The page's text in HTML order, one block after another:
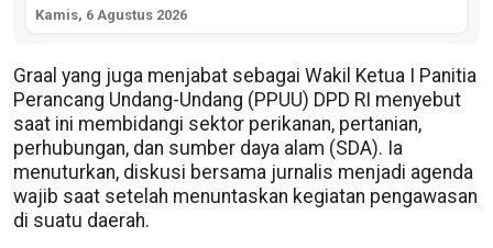
Kamis, 6 Agustus 2026
Graal yang juga menjabat sebagai Wakil Ketua I Panitia
Perancang Undang-Undang (PPUU) DPD RI menyebut
saat ini membidangi sektor perikanan, pertanian,
perhubungan, dan sumber daya alam (SDA). Ia
menuturkan, diskusi bersama jurnalis menjadi agenda
wajib saat setelah menuntaskan kegiatan pengawasan
di suatu daerah.